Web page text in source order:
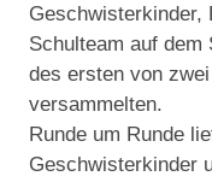
Geschwisterkinder,
Schulteam auf
des ersten von
versammelten.
Runde um Runde
Geschwisterkinder